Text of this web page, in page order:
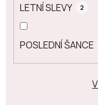
LETNÍ SLEVY 2
POSLEDNÍ ŠANCE